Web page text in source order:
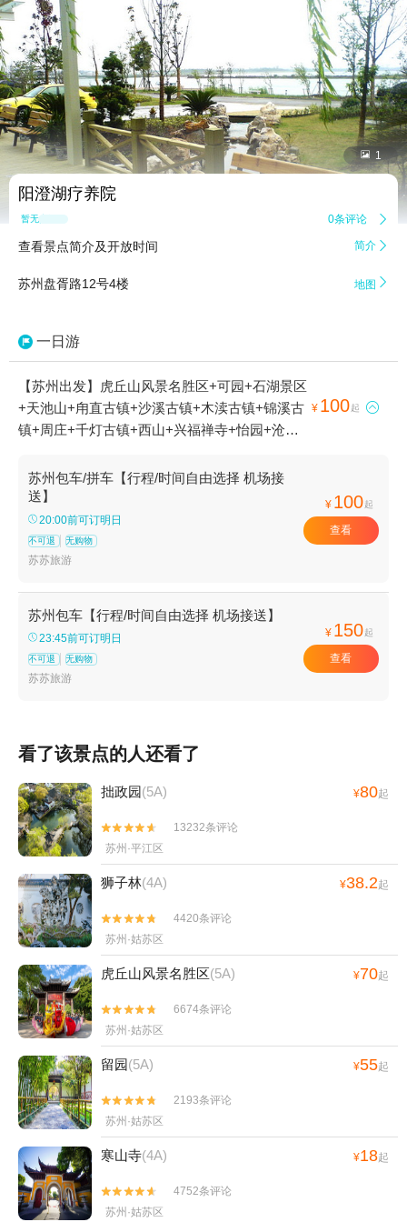
 1
阳澄湖疗养院
暂无点评 0条评论 
查看景点简介及开放时间 简介 
苏州盘胥路12号4楼 地图 
一日游
【苏州出发】虎丘山风景名胜区+可园+石湖景区
+天池山+甪直古镇+沙溪古镇+木渎古镇+锦溪古
镇+周庄+千灯古镇+西山+兴福禅寺+怡园+沧浪
风景区+阳澄湖+留园+尚湖风景区+阳澄湖疗养
院+林屋洞+苏州中国花卉植物园+西园寺+洞庭
东山+同里古镇+寒山寺+石公山+荷塘月色湿地
公园+静思园+穹窿山+太仓公园+光福古镇+枫桥
苑+枫桥古镇+周庄张厅+南湖园全福讲寺+罗星
园+重元寺+震泽古镇+凤凰山景区恬庄古街+旺
山风景区+亭林园+太仓牡丹园山庄+凤凰山景区
河阳山歌馆+陆巷古村+苏州乐园四季恒温水乐园
方山国家森林公园+太仓港+平江路历史街区+苏
公园+苏州旺山九龙潭风景区+太湖游船快艇(石
公山码头)+生命奥秘博物馆+张家港双山高尔夫
球场+阳澄湖老许蟹庄+阳澄湖弘阳蟹庄+凤凰山
景区永庆寺+甪直圆晓果品种植采摘园+阳澄湖半
岛旅游度假区+比斯特苏州购物村+同里湖大饭店
+锦溪古镇游船+张家港保利大剧院+甪直忆江南
足浴+东方跆拳道馆（沧浪才智中心馆）+蒋巷生
态园+太湖西山玄旸山庄+甪直儿童主题乐园+苏
州静思园酒店+太仓大剧院+甪直瑶盛陶艺
DIY+张家港梦幻海洋王国+苏州太湖园博园+张
家港初见香草园+寒山寺钟楼+石湖风景区+周庄
江南堂客栈+周庄月上·古筝会馆+太湖雪蚕桑文
化园+白鹤寺+上方山森林动物世界+华谊兄弟电
影世界+苏州古旧书店(人民路店)+黎里古镇+张
家港萌宠动物园+平江路怪楼+苏州太湖湖滨国家
湿地公园+华谊兄弟电影世界星光大道+开来茶馆
木渎评弹昆曲馆+寒山别院+苏州星空失恋博物馆
（山塘街店）+苏州湾嘉年华+张家港失恋博物馆
+苏州御窑金砖博物馆+天池山寂鉴寺+江村桥
+teamLab未来游乐园+云畔金谷+暨阳湖生态园
¥ 100起 
苏州包车/拼车【行程/时间自由选择 机场接
送】
20:00前可订明日
不可退 无购物
苏苏旅游
¥ 100起
查看
苏州包车【行程/时间自由选择 机场接送】
23:45前可订明日
不可退 无购物
苏苏旅游
¥ 150起
查看
看了该景点的人还看了
拙政园(5A) ¥80起


13232条评论
苏州·平江区
狮子林(4A) ¥38.2起


4420条评论
苏州·姑苏区
虎丘山风景名胜区(5A) ¥70起


6674条评论
苏州·姑苏区
留园(5A) ¥55起


2193条评论
苏州·姑苏区
寒山寺(4A) ¥18起


4752条评论
苏州·姑苏区
